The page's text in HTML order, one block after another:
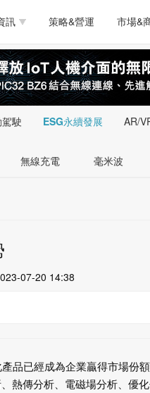
訊
導體/零組件 測試量測
周邊 軟體/工具
能源 人工智慧
策略&營運 市場&
周邊 軟體/工具
能源 人工智慧
駛 ESG永續發展 AR/
無線充電 毫米波
07-20 14:38
品已經成為企業贏得市場份
熱傳分析、電磁場分析、優